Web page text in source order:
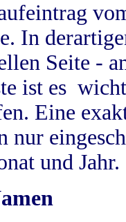
In
Seite -
ist es
Eine
nur
und Jahr.